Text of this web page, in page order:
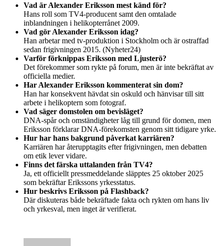
Vad är Alexander Eriksson mest känd för?
Hans roll som TV4-producent samt den omtalade
inblandningen i helikopterrånet 2009.
Vad gör Alexander Eriksson idag?
Han arbetar med tv-produktion i Stockholm och är ostraffad
sedan frigivningen 2015. (Nyheter24)
Varför förknippas Eriksson med Ljusterö?
Det förekommer som rykte på forum, men är inte bekräftat av
officiella medier.
Har Alexander Eriksson kommenterat sin dom?
Han har konsekvent hävdat sin oskuld och hänvisar till sitt
arbete i helikoptern som fotograf.
Vad säger domstolen om bevisläget?
DNA-spår och omständigheter låg till grund för domen, men
Eriksson förklarar DNA-förekomsten genom sitt tidigare yrke.
Hur har hans bakgrund påverkat karriären?
Karriären har återupptagits efter frigivningen, men debatten
om etik lever vidare.
Finns det färska uttalanden från TV4?
Ja, ett officiellt pressmeddelande släpptes 25 oktober 2025
som bekräftar Erikssons yrkesstatus.
Hur beskrivs Eriksson på Flashback?
Där diskuteras både bekräftade fakta och rykten om hans liv
och yrkesval, men inget är verifierat.